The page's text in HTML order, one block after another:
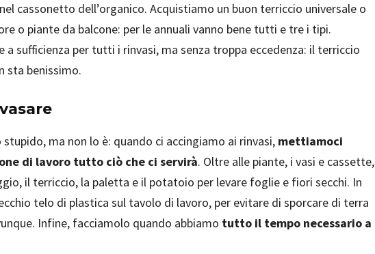
cassonetto dell’organico. Acquistiamo un buon terriccio universale o
o piante da balcone: per le annuali vanno bene tutti e tre i tipi.
a sufficienza per tutti i rinvasi, ma senza troppa eccedenza: il terriccio
sta benissimo.
ma non lo è: quando ci accingiamo ai rinvasi, mettiamoci
di lavoro tutto ciò che ci servirà. Oltre alle piante, i vasi e cassette,
il terriccio, la paletta e il potatoio per levare foglie e fiori secchi. In
telo di plastica sul tavolo di lavoro, per evitare di sporcare di terra
Infine, facciamolo quando abbiamo tutto il tempo necessario a